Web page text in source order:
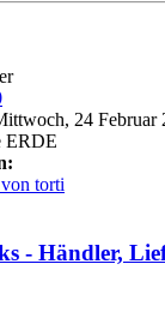
24 Februar
ERDE
torti
- Händler,